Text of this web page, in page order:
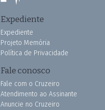
Expediente
Expediente
Projeto Memória
Política de Privacidade
Fale conosco
Fale com o Cruzeiro
Atendimento ao Assinante
Anuncie no Cruzeiro